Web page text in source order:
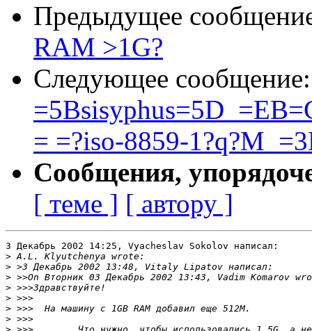
Предыдущее
RAM >1G?
Следующее
= =?iso-8859-
Сообщения,
[ теме ] [ автору ]
3 Декабрь 2002 14:25, Vyacheslav Sokolov написал:
>
>
>
>
>
>
>